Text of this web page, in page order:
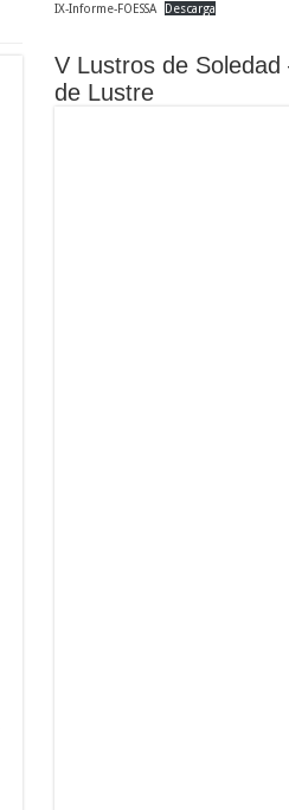
IX-Informe-FOESSA Descarga
V Lustros de Soledad
de Lustre